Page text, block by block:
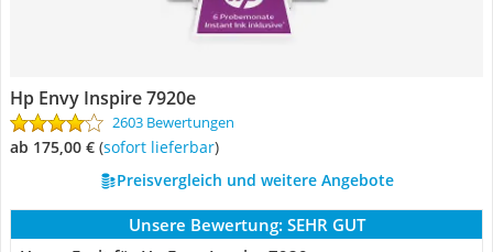
Hp Envy Inspire 7920e
2603 Bewertungen
ab 175,00 € ( Sofort lieferbar)
Preisvergleich und weitere Angebote
Unsere Bewertung: SEHR GUT